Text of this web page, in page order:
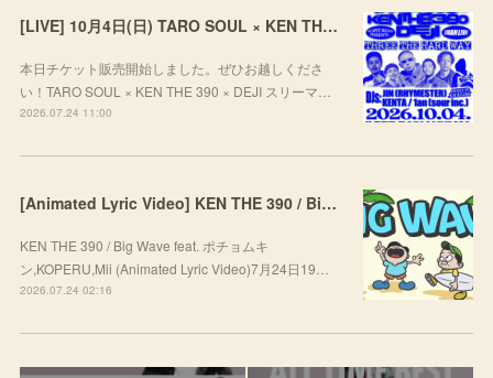
[LIVE] 10月4日(日) TARO SOUL × KEN THE 390 × DEJI スリーマンLIVE "THREE THE HARD WAY” @ ORD. 代官山
本日チケット販売開始しました。ぜひお越しくださ
い！TARO SOUL × KEN THE 390 × DEJI スリーマ…
2026.07.24 11:00
[Animated Lyric Video] KEN THE 390 / Big Wave feat. ポチョムキン,KOPERU,Mii
KEN THE 390 / Big Wave feat. ポチョムキ
ン,KOPERU,Mii (Animated Lyric Video)7月24日19…
2026.07.24 02:16